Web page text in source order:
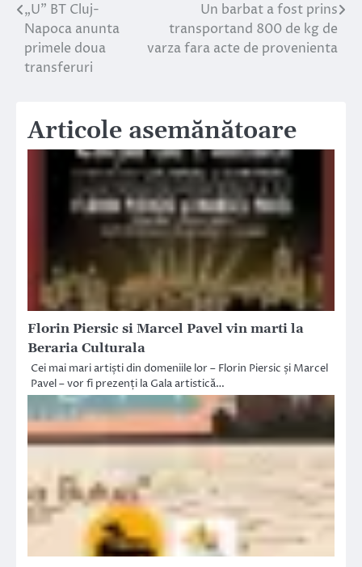
Navigare
în
articole
„U” BT Cluj-
Napoca anunta
primele doua
transferuri
Un barbat a fost prins
transportand 800 de kg de
varza fara acte de provenienta
Articole asemănătoare
Florin Piersic si Marcel Pavel vin marti la
Beraria Culturala
Cei mai mari artiști din domeniile lor – Florin Piersic și Marcel
Pavel – vor fi prezenți la Gala artistică…